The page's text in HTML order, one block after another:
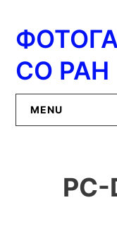
содержимому
СО РАН
MENU